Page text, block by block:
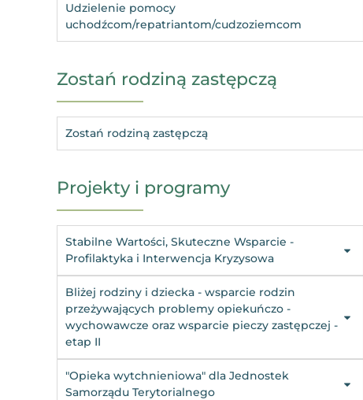
Udzielenie pomocy
uchodźcom/repatriantom/cudzoziemcom
Zostań rodziną zastępczą
Zostań rodziną zastępczą
Projekty i programy
Stabilne Wartości, Skuteczne Wsparcie -
Profilaktyka i Interwencja Kryzysowa
Bliżej rodziny i dziecka - wsparcie rodzin
przeżywających problemy opiekuńczo -
wychowawcze oraz wsparcie pieczy zastępczej -
etap II
"Opieka wytchnieniowa" dla Jednostek
Samorządu Terytorialnego